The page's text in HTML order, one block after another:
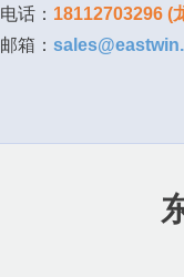
电话： 18112703296 (
邮箱：